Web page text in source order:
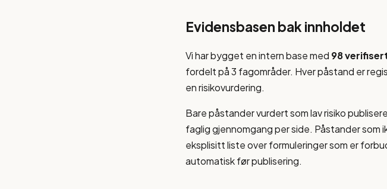
Evidensbasen bak innholdet
Vi har bygget en intern base med 98
fordelt på 3 fagområder. Hver påstand er
en risikovurdering.
Bare påstander vurdert som lav risiko
faglig gjennomgang per side. Påstander som
eksplisitt liste over formuleringer som er
automatisk før publisering.